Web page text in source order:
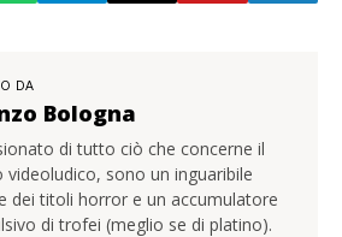
DA
Bologna
di tutto ciò che concerne il
videoludico, sono un inguaribile
dei titoli horror e un accumulatore
di trofei (meglio se di platino).